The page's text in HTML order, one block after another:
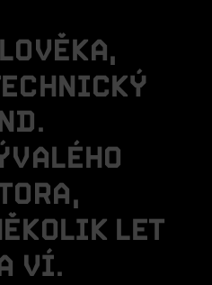
LOVĚKA,
ECHNICKÝ
D.
VALÉHO
ORA,
ĚKOLIK LET
VÍ.